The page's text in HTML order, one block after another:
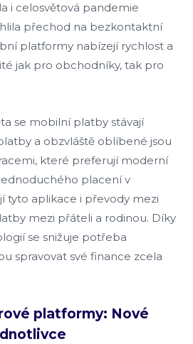
i celosvětová pandemie
přechod na bezkontaktní
platformy nabízejí rychlost a
jak pro obchodníky, tak pro
se mobilní platby stávají
a obzvláště oblíbené jsou
které preferují moderní
placení v
tyto aplikace i převody mezi
mezi přáteli a rodinou. Díky
se snižuje potřeba
spravovat své finance zcela
platformy: Nové